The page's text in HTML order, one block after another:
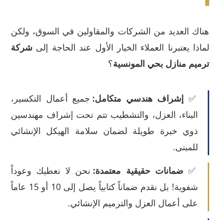
هناك العديد من الشركات والمقاولين في السوق، ولكن
لماذا يعتبرنا العملاء الخيار الأول عند الحاجة إلى شركة
ترميم منازل بحي المونسية؟
✅ إشراف هندسي متكامل: جميع أعمال التكسير،
البناء، العزل، والتشطيب تتم تحت إشراف مهندسين
ذوي خبرة طويلة لضمان سلامة الهيكل الإنشائي
للمبنى.
✅ضمانات حقيقية معتمدة: نحن لا نعطيك وعوداً
شفوية! بل نقدم ضماناً كتابياً يصل إلى 10 أو 15 عاماً
على أعمال العزل والترميم الإنشائي.